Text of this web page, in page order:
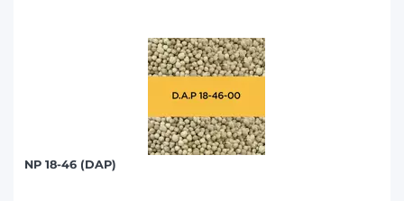
NP 18-46 (DAP)